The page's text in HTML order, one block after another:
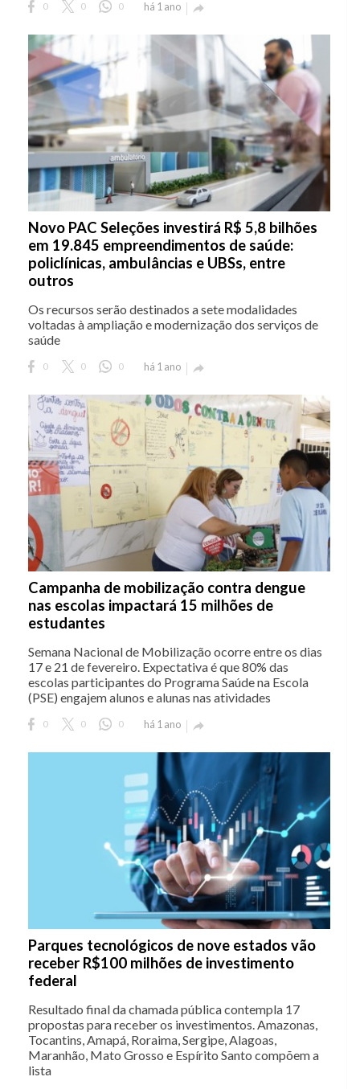
0 0 0 há 1 ano 
Novo PAC Seleções investirá R$ 5,8 bilhões
em 19.845 empreendimentos de saúde:
policlínicas, ambulâncias e UBSs, entre
outros
Os recursos serão destinados a sete modalidades
voltadas à ampliação e modernização dos serviços de
saúde
0 0 0 há 1 ano 
Campanha de mobilização contra dengue
nas escolas impactará 15 milhões de
estudantes
Semana Nacional de Mobilização ocorre entre os dias
17 e 21 de fevereiro. Expectativa é que 80% das
escolas participantes do Programa Saúde na Escola
(PSE) engajem alunos e alunas nas atividades
0 0 0 há 1 ano 
Parques tecnológicos de nove estados vão
receber R$100 milhões de investimento
federal
Resultado final da chamada pública contempla 17
propostas para receber os investimentos. Amazonas,
Tocantins, Amapá, Roraima, Sergipe, Alagoas,
Maranhão, Mato Grosso e Espírito Santo compõem a
lista